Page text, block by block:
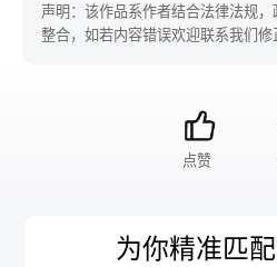
声明：该作品系作者结合法律法规
整合，如若内容错误欢迎联系我们修
点赞
为你精准匹